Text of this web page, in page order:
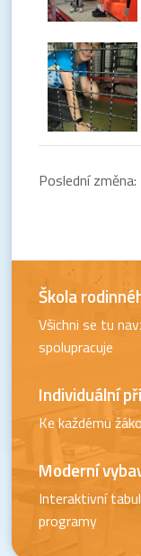
Poslední změna:
Škola
Všichni se tu
spolupracuje
Individuální
Ke každému
Moderní
Interaktivní
programy